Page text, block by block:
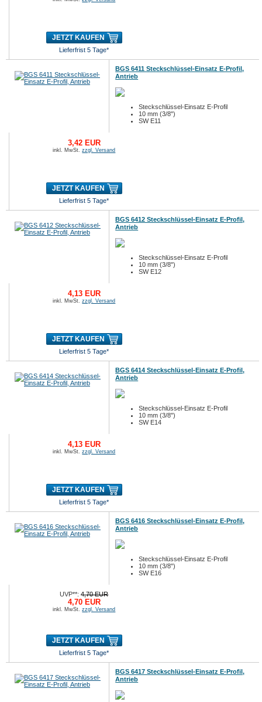
JETZT KAUFEN
Lieferfrist 5 Tage*
BGS 6411 Steckschlüssel-Einsatz E-Profil,
Antrieb
Steckschlüssel-Einsatz E-Profil
10 mm (3/8")
SW E11
3,42 EUR
inkl. MwSt.zzgl. Versand
JETZT KAUFEN
Lieferfrist 5 Tage*
BGS 6412 Steckschlüssel-Einsatz E-Profil,
Antrieb
Steckschlüssel-Einsatz E-Profil
10 mm (3/8")
SW E12
4,13 EUR
inkl. MwSt.zzgl. Versand
JETZT KAUFEN
Lieferfrist 5 Tage*
BGS 6414 Steckschlüssel-Einsatz E-Profil,
Antrieb
Steckschlüssel-Einsatz E-Profil
10 mm (3/8")
SW E14
4,13 EUR
inkl. MwSt.zzgl. Versand
JETZT KAUFEN
Lieferfrist 5 Tage*
BGS 6416 Steckschlüssel-Einsatz E-Profil,
Antrieb
Steckschlüssel-Einsatz E-Profil
10 mm (3/8")
SW E16
UVP**:4,70 EUR
4,70 EUR
inkl. MwSt.zzgl. Versand
JETZT KAUFEN
Lieferfrist 5 Tage*
BGS 6417 Steckschlüssel-Einsatz E-Profil,
Antrieb